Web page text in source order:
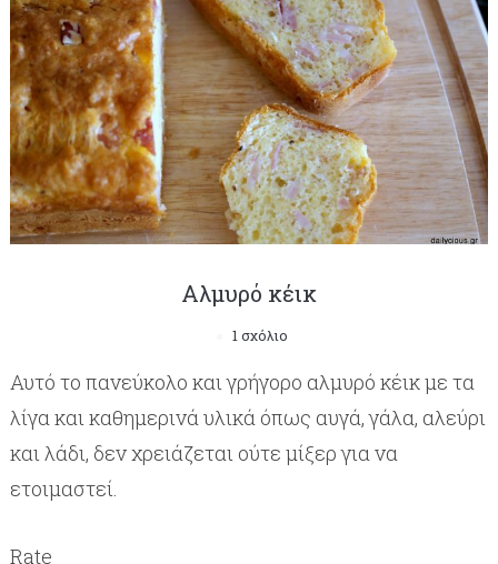
Αλμυρό κέικ
1 σχόλιο
Αυτό το πανεύκολο και γρήγορο αλμυρό κέικ με τα
λίγα και καθημερινά υλικά όπως αυγά, γάλα, αλεύρι
και λάδι, δεν χρειάζεται ούτε μίξερ για να
ετοιμαστεί.
Rate